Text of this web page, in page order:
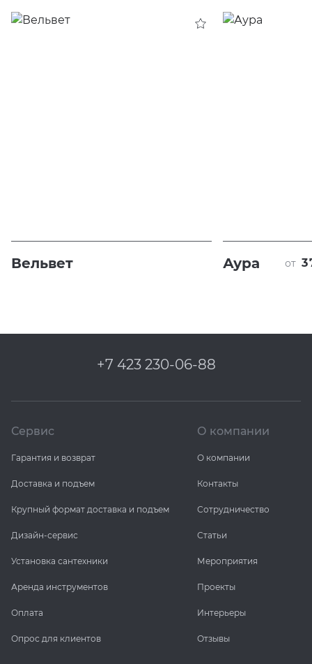
Вельвет Аура от 3
+7 423 230-06-88
Сервис
Гарантия и возврат
Доставка и подъем
Крупный формат доставка и подъем
Дизайн-сервис
Установка сантехники
Аренда инструментов
Оплата
Опрос для клиентов
О компании
О компании
Контакты
Сотрудничество
Статьи
Мероприятия
Проекты
Интерьеры
Отзывы